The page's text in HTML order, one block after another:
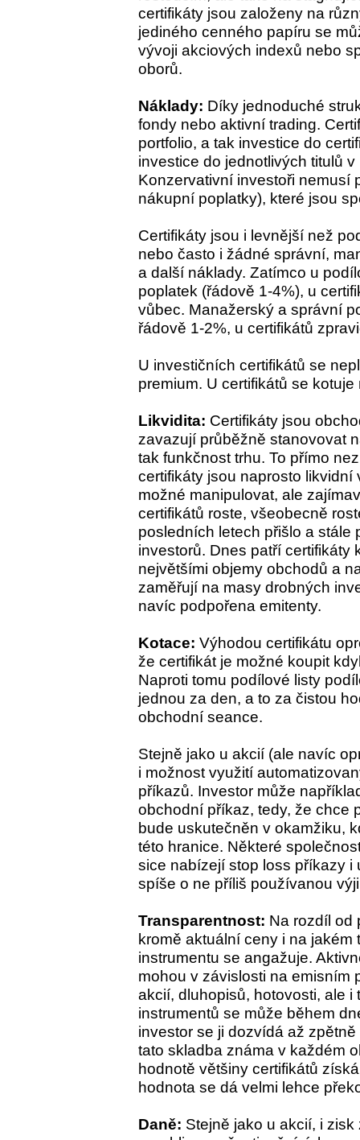
certifikáty jsou založeny na
jediného cenného papíru se
vývoji akciových indexů nebo
oborů.
Náklady: Díky jednoduché
fondy nebo aktivní trading.
portfolio, a tak investice do
investice do jednotlivých titulů
Konzervativní investoři nemusí
nákupní poplatky), které jsou
Certifikáty jsou i levnější než
nebo často i žádné správní,
a další náklady. Zatímco u
poplatek (řádově 1-4%), u
vůbec. Manažerský a správní
řádově 1-2%, u certifikátů
U investičních certifikátů se
premium. U certifikátů se
Likvidita: Certifikáty jsou
zavazují průběžně stanovovat
tak funkčnost trhu. To přímo
certifikáty jsou naprosto
možné manipulovat, ale
certifikátů roste, všeobecně
posledních letech přišlo a
investorů. Dnes patří certifikáty
největšími objemy obchodů a
zaměřují na masy drobných
navíc podpořena emitenty.
Kotace: Výhodou certifikátu
že certifikát je možné koupit
Naproti tomu podílové listy
jednou za den, a to za čistou
obchodní seance.
Stejně jako u akcií (ale navíc
i možnost využití
příkazů. Investor může
obchodní příkaz, tedy, že chce
bude uskutečněn v okamžiku,
této hranice. Některé
sice nabízejí stop loss příkazy
spíše o ne příliš používanou
Transparentnost: Na rozdíl od
kromě aktuální ceny i na jakém
instrumentu se angažuje.
mohou v závislosti na emisním
akcií, dluhopisů, hotovosti, ale
instrumentů se může během
investor se ji dozvídá až
tato skladba známa v každém
hodnotě většiny certifikátů
hodnota se dá velmi lehce
Daně: Stejně jako u akcií, i